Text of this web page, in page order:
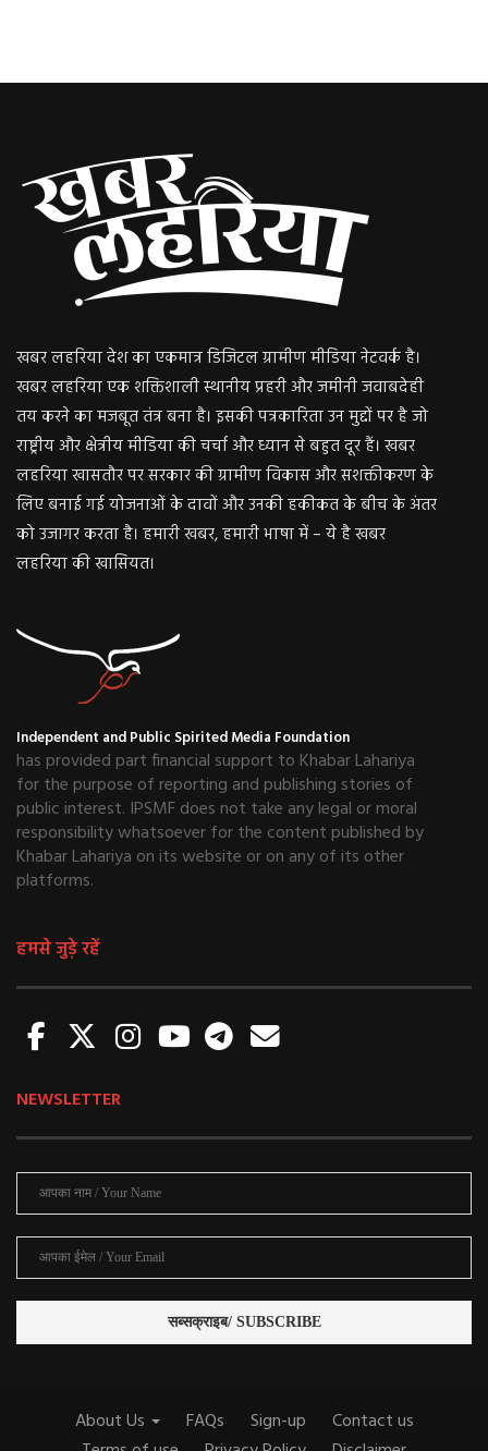
खबर लहरिया देश का एकमात्र डिजिटल ग्रामीण मीडिया नेटवर्क है।
खबर लहरिया एक शक्तिशाली स्थानीय प्रहरी और जमीनी जवाबदेही
तय करने का मजबूत तंत्र बना है। इसकी पत्रकारिता उन मुद्दों पर है जो
राष्ट्रीय और क्षेत्रीय मीडिया की चर्चा और ध्यान से बहुत दूर हैं। खबर
लहरिया खासतौर पर सरकार की ग्रामीण विकास और सशक्तीकरण के
लिए बनाई गई योजनाओं के दावों और उनकी हकीकत के बीच के अंतर
को उजागर करता है। हमारी खबर, हमारी भाषा में – ये है खबर
लहरिया की खासियत।
Independent and Public Spirited Media Foundation
has provided part financial support to Khabar Lahariya
for the purpose of reporting and publishing stories of
public interest. IPSMF does not take any legal or moral
responsibility whatsoever for the content published by
Khabar Lahariya on its website or on any of its other
platforms.
हमसे जुड़े रहें
NEWSLETTER
About Us FAQs Sign-up
Contact us